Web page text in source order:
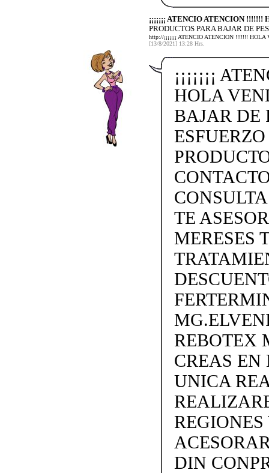
¡¡¡¡¡¡¡ ATENCIO ATENCION
PRODUCTOS PARA BAJAR DE
http://¡¡¡¡¡¡¡ ATENCIO ATENCION !!!!!!!
[13/8/2021] 13:28 Hrs.
¡¡¡¡¡¡¡
HOLA
BAJAR DE
TE
MERESES
REBOTEX
CREAS EN
UNICA
REGIONES
DIN